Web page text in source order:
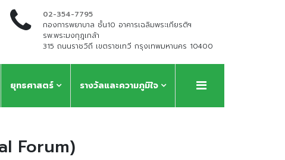
02-354-7795
กองการพยาบาล ชั้น10 อาคารเฉลิมพระเกียรติฯ
รพ.พระมงกุฎเกล้า
315 ถนนราชวิถี เขตราชเทวี กรุงเทพมหานคร 10400
ยุทธศาสตร์ รางวัลและความภูมิใจ
Forum)